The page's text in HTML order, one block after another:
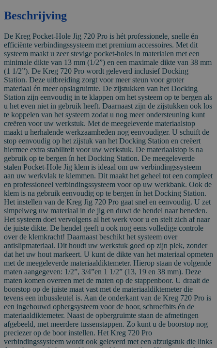
Beschrijving
De Kreg Pocket-Hole Jig 720 Pro is hét professionele, snelle én
efficiënte verbindingssysteem met premium accessoires. Met dit
systeem maakt u zeer stevige pocket-holes in materialen met een
minimale dikte van 13 mm (1/2”) en een maximale dikte van 38 mm
(1 1/2”). De Kreg 720 Pro wordt geleverd inclusief Docking
Station. Deze uitbreiding zorgt voor meer steun voor groter
materiaal én meer opslagruimte. De zijstukken van het Docking
Station zijn eenvoudig in te klappen om het systeem op te bergen als
u het even niet in gebruik heeft. Daarnaast zijn de zijstukken ook los
te koppelen van het systeem zodat u nog meer ondersteuning kunt
creëren voor uw werkstuk. Met de meegeleverde materiaalstop
maakt u herhalende werkzaamheden nog eenvoudiger. U schuift de
stop eenvoudig op het zijstuk van het Docking Station en creëert
hiermee extra stabiliteit voor uw werkstuk. De materiaalstop is na
gebruik op te bergen ín het Docking Station. De meegeleverde
stalen Pocket-Hole Jig klem is ideaal om uw verbindingssysteem
aan uw werkvlak te klemmen. Dit maakt het geheel tot een compleet
en professioneel verbindingssysteem voor op uw werkbank. Ook de
klem is na gebruik eenvoudig op te bergen ín het Docking Station.
Het instellen van de Kreg Jig 720 Pro gaat snel en eenvoudig. U zet
simpelweg uw materiaal in de jig en duwt de hendel naar beneden.
Het systeem doet vervolgens al het werk voor u en stelt zich af naar
de juiste dikte. De hendel geeft u ook nog eens volledige controle
over de klemkracht! Daarnaast beschikt het systeem over
antislipmateriaal. Dit houdt uw werkstuk goed op zijn plek, zonder
dat het uw hout markeert. U kunt de dikte van het materiaal opmeten
met de meegeleverde materiaaldiktemeter. Hierop staan de volgende
maten aangegeven: 1/2”, 3/4”en 1 1/2” (13, 19 en 38 mm). Deze
maten komen overeen met de maten op de stappenboor. U draait de
boorstop op de juiste maat vast met de materiaaldiktemeter die
tevens een inbussleutel is. Aan de onderkant van de Kreg 720 Pro is
een ingebouwd opbergsysteem voor de boor, schroefbits én de
materiaaldiktemeter. Naast de opbergruimte staan de afmetingen
afgebeeld, met meerdere tussenstappen. Zo kunt u de boorstop nog
preciezer op de boor instellen. Het Kreg 720 Pro
verbindingssysteem wordt ook geleverd met een afzuigstuk die links